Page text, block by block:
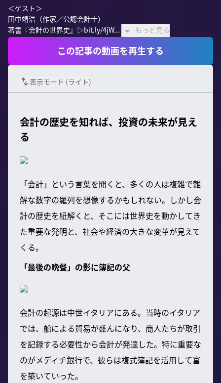
＜ゲスト＞
田中靖浩（作家／公認会計士）
著書『会計の世界史』▷bit.ly/4jW...
もっと見る
この記事の動画を再生する
表示モード (ライト)
会計の歴史を知れば、投資の未来が見え
る
「会計」という言葉を聞くと、多くの人は複雑で難
解な数字の羅列を想像するかもしれない。しかし会
計の歴史を紐解くと、そこには世界史を動かしてき
た重要な発明と、社会や経済の大きな変革が見えて
くる。
「最後の晩餐」の影に簿記の父
会計の起源は中世イタリアにある。当時のイタリア
では、船による貿易が盛んになり、商人たちが取引
を記録する必要性から会計が発達した。特に重要な
のがメディチ銀行で、彼らは複式簿記を活用して富
を築いていった。